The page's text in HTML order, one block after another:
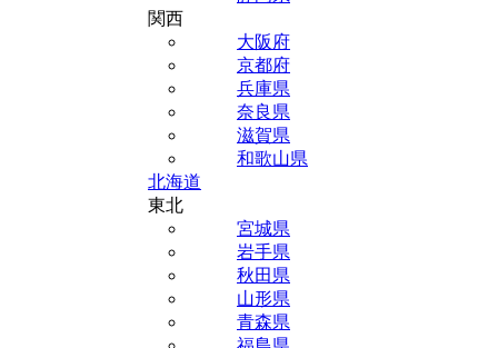
関西
大阪府
京都府
兵庫県
奈良県
滋賀県
和歌山県
北海道
東北
宮城県
岩手県
秋田県
山形県
青森県